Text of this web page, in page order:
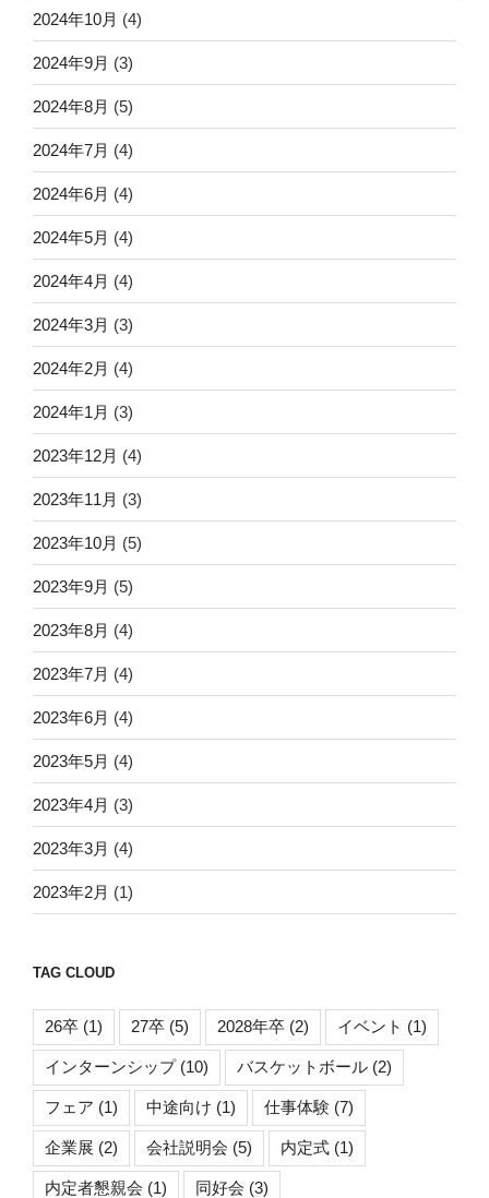
2024年10月 (4)
2024年9月 (3)
2024年8月 (5)
2024年7月 (4)
2024年6月 (4)
2024年5月 (4)
2024年4月 (4)
2024年3月 (3)
2024年2月 (4)
2024年1月 (3)
2023年12月 (4)
2023年11月 (3)
2023年10月 (5)
2023年9月 (5)
2023年8月 (4)
2023年7月 (4)
2023年6月 (4)
2023年5月 (4)
2023年4月 (3)
2023年3月 (4)
2023年2月 (1)
TAG CLOUD
26卒 (1) 27卒 (5) 2028年卒 (2) イベント (1)
インターンシップ(10) バスケットボール (2)
フェア (1) 中途向け (1) 仕事体験 (7)
企業展 (2) 会社説明会 (5) 内定式 (1)
内定者懇親会 (1) 同好会 (3)